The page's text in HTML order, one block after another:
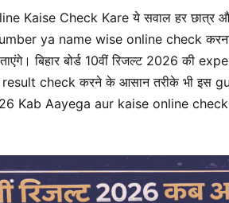
Kaise Check Kare ये सवाल हर छात्र और
ya name wise online check करना
बिहार बोर्ड 10वीं रिजल्ट 2026 की
check करने के आसान तरीके भी इस
Kab Aayega aur kaise online check